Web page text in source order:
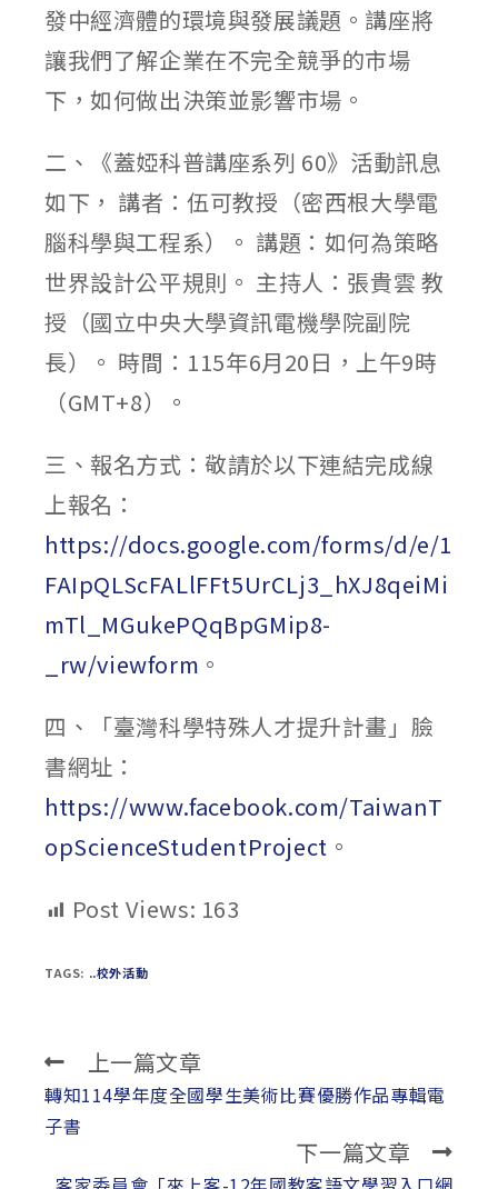
發中經濟體的環境與發展議題。講座將
讓我們了解企業在不完全競爭的市場
下，如何做出決策並影響市場。
二、《蓋婭科普講座系列 60》活動訊息
如下， 講者：伍可教授（密西根大學電
腦科學與工程系）。 講題：如何為策略
世界設計公平規則。 主持人：張貴雲 教
授（國立中央大學資訊電機學院副院
長）。 時間：115年6月20日，上午9時
（GMT+8）。
三、報名方式：敬請於以下連結完成線
上報名：
https://docs.google.com/forms/d/e/1
FAIpQLScFALlFFt5UrCLj3_hXJ8qeiMi
mTl_MGukePQqBpGMip8-
_rw/viewform 。
四、「臺灣科學特殊人才提升計畫」臉
書網址：
https://www.facebook.com/TaiwanT
opScienceStudentProject 。
Post Views: 163
TAGS: ..校外活動
Read
more
articles
上一篇文章
轉知114學年度全國學生美術比賽優勝作品專輯電
子書
下一篇文章